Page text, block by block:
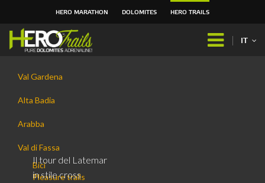
HERO MARATHON DOLOMITES HERO TRAILS
IT
Val Gardena
Alta Badia
Arabba
Val di Fassa
Bici
Pleasure trails
Il tour del Latemar
in stile cross